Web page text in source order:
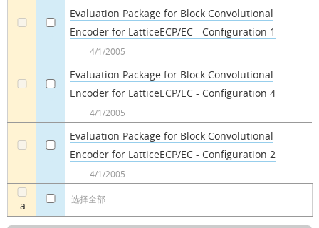
a 选择全部
Evaluation Package for Block Convolutional
Encoder for LatticeECP/EC - Configuration 1
4/1/2005
Evaluation Package for Block Convolutional
Encoder for LatticeECP/EC - Configuration 4
4/1/2005
Evaluation Package for Block Convolutional
Encoder for LatticeECP/EC - Configuration 2
4/1/2005